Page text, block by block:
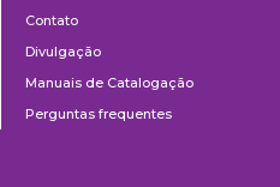
Contato
Divulgação
Manuais de Catalogação
Perguntas frequentes